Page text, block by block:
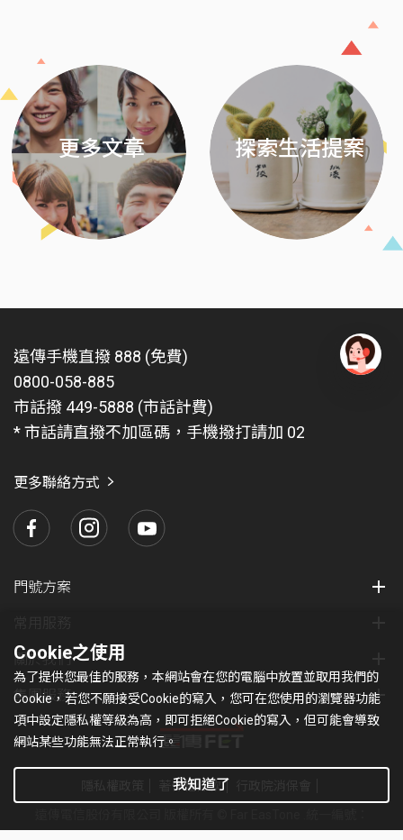
更多文章 探索生活提案
Next
遠傳手機直撥 888 (免費)
0800-058-885
市話撥 449-5888 (市話計費)
* 市話請直撥不加區碼，手機撥打請加 02
更多聯絡方式
門號方案
關於我們
集團服務
著作權條款
Cookie之使用
為了提供您最佳的服務，本網站會在您的電腦中放置並取用我們的
Cookie，若您不願接受Cookie的寫入，您可在您使用的瀏覽器功能
項中設定隱私權等級為高，即可拒絕Cookie的寫入，但可能會導致
網站某些功能無法正常執行。
我知道了